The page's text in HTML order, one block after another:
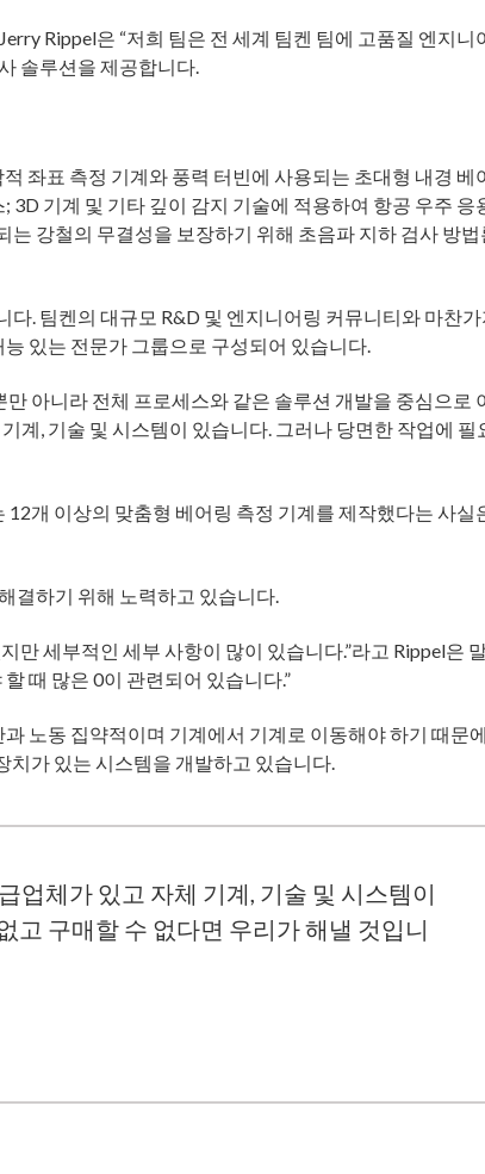
Rippel은 “저희 팀은 전 세계 팀켄 팀에 고품질 엔지니
솔루션을 제공합니다.
좌표 측정 기계와 풍력 터빈에 사용되는 초대형 내경 베
기계 및 기타 깊이 감지 기술에 적용하여 항공 우주 응
강철의 무결성을 보장하기 위해 초음파 지하 검사 방법
. 팀켄의 대규모 R&D 및 엔지니어링 커뮤니티와 마찬가
있는 전문가 그룹으로 구성되어 있습니다.
아니라 전체 프로세스와 같은 솔루션 개발을 중심으로
계, 기술 및 시스템이 있습니다. 그러나 당면한 작업에 필
개 이상의 맞춤형 베어링 측정 기계를 제작했다는 사실
결하기 위해 노력하고 있습니다.
만 세부적인 세부 사항이 많이 있습니다.”라고 Rippel은
때 많은 0이 관련되어 있습니다.”
노동 집약적이며 기계에서 기계로 이동해야 하기 때문에
치가 있는 시스템을 개발하고 있습니다.
업체가 있고 자체 기계, 기술 및 시스템이
고 구매할 수 없다면 우리가 해낼 것입니